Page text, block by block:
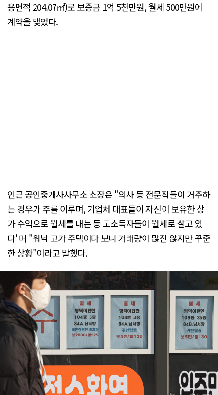
용면적 204.07㎡)로 보증금 1억 5천만원, 월세 500만원에
계약을 맺었다.
인근 공인중개사사무소 소장은 "의사 등 전문직들이 거주하
는 경우가 주를 이루며, 기업체 대표들이 자신이 보유한 상
가 수익으로 월세를 내는 등 고소득자들이 월세로 살고 있
다"며 "워낙 고가 주택이다 보니 거래량이 많진 않지만 꾸준
한 상황"이라고 말했다.